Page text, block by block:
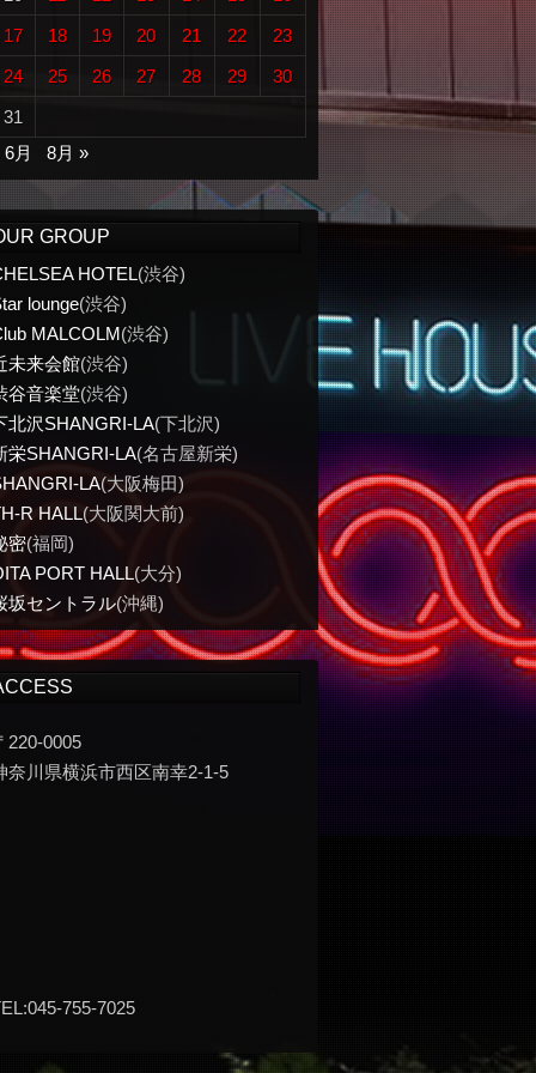
17
18 19 20 21 22
23
24
25 26 27 28 29
30
31
6月
8月 »
GROUP
HOTEL(渋谷)
lounge(渋谷)
MALCOLM(渋谷)
未来会館(渋谷)
谷音楽堂(渋谷)
北沢SHANGRI-LA(下北沢)
栄SHANGRI-LA(名古屋新栄)
LA(大阪梅田)
R HALL(大阪関大前)
密(福岡)
PORT HALL(大分)
坂セントラル(沖縄)
220-0005
奈川県横浜市西区南幸2-1-5
755-7025